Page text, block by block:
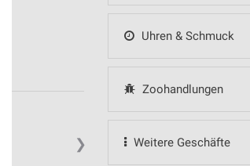
Uhren & Schmuck
Zoohandlungen
Weitere Geschäfte
❯